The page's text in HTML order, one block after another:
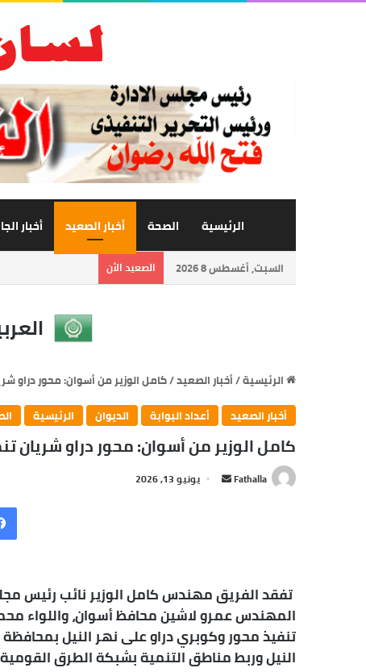
الرئيسية الصحة أخبار الصعيد أخبار
السبت, أغسطس 8 2026 الصعيد الأن
الرئيسية/أخبار الصعيد/كامل الوزير من أسوان: محور دراو شريان
أخبار الصعيد
أعداد البوابة الديوان الرئيسية
كامل الوزير من أسوان: محور دراو شريان تنموي
Fathalla
ي
د
ا
إ
يونيو 13, 2026
تفقد الفريق مهندس كامل الوزير نائب رئيس
المهندس عمرو لاشين محافظ أسوان، واللواء
تنفيذ محور وكوبري دراو على نهر النيل
النيل وربط مناطق التنمية بشبكة الطرق